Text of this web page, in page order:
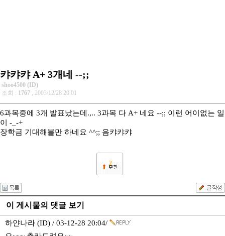
캬캬캬 A+ 3개네 --;;
shoo4500 (ID)
조회 : 1767 , 2003/12/28 20:01
6과목중에 3개 발표났는데.,.. 3과목 다 A+ 네요 --;; 이런 어이없는 일
이 -_-+
장학금 기대해볼만 하네요 ^^;; 음캬캬캬
2
이 게시물의 댓글 보기
하얀나라 (ID) / 03-12-28 20:04/